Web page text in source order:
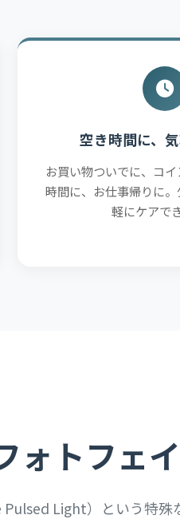
空き時間に、
お買い物ついでに、コ
時間に、お仕事帰りに
軽にケアで
ォトフェ
Light）という特殊